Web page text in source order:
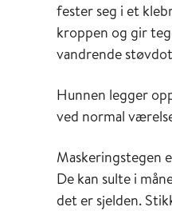
fester seg i et
kroppen og gir
vandrende
Hunnen legger
ved normal
Maskeringstegen
De kan sulte i
det er sjelden.